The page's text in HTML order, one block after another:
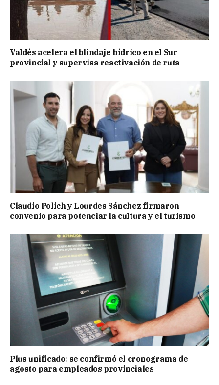
Valdés acelera el blindaje hídrico en el Sur
provincial y supervisa reactivación de ruta
Claudio Polich y Lourdes Sánchez firmaron
convenio para potenciar la cultura y el turismo
Plus unificado: se confirmó el cronograma de
agosto para empleados provinciales